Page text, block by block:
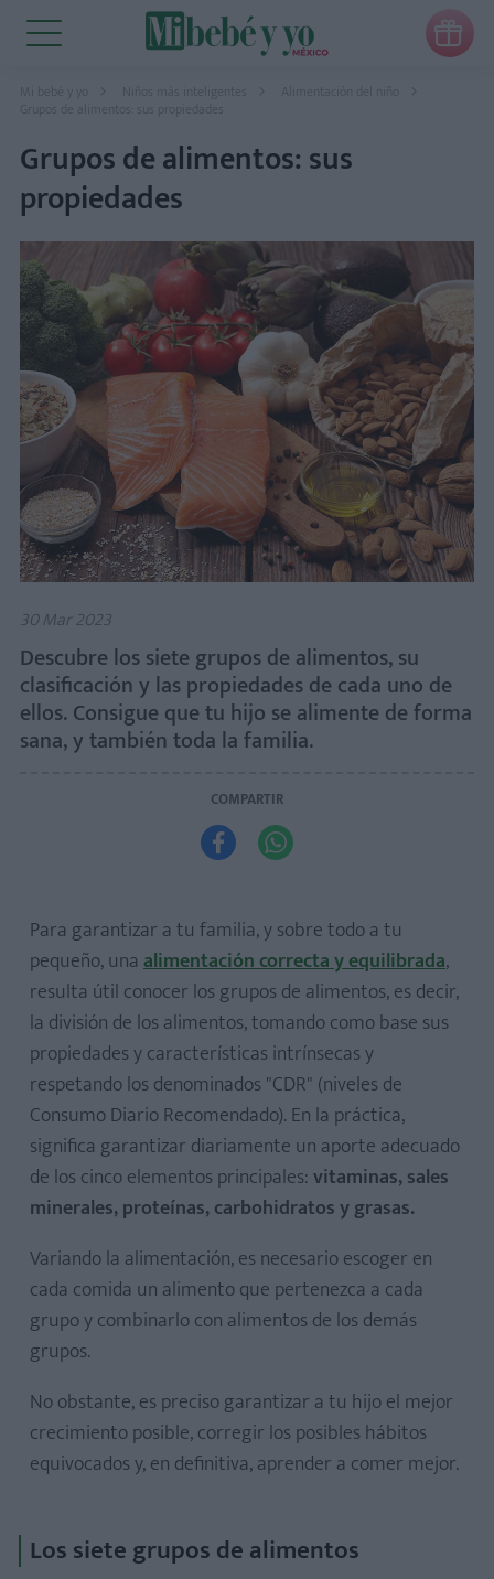

Mi bebé y yo Niños más inteligentes
Alimentación del niño
Grupos de alimentos: sus propiedades
Grupos de alimentos: sus
propiedades
30 Mar 2023
Descubre los siete grupos de alimentos, su
clasificación y las propiedades de cada uno de
ellos. Consigue que tu hijo se alimente de forma
sana, y también toda la familia.
COMPARTIR
 
Para garantizar a tu familia, y sobre todo a tu
pequeño, una alimentación correcta y equilibrada,
resulta útil conocer los grupos de alimentos, es decir,
la división de los alimentos, tomando como base sus
propiedades y características intrínsecas y
respetando los denominados "CDR" (niveles de
Consumo Diario Recomendado). En la práctica,
significa garantizar diariamente un aporte adecuado
de los cinco elementos principales:vitaminas, sales
minerales, proteínas, carbohidratos y grasas.
Variando la alimentación, es necesario escoger en
cada comida un alimento que pertenezca a cada
grupo y combinarlo con alimentos de los demás
grupos.
No obstante, es preciso garantizar a tu hijo el mejor
crecimiento posible, corregir los posibles hábitos
equivocados y, en definitiva, aprender a comer mejor.
Los siete grupos de alimentos